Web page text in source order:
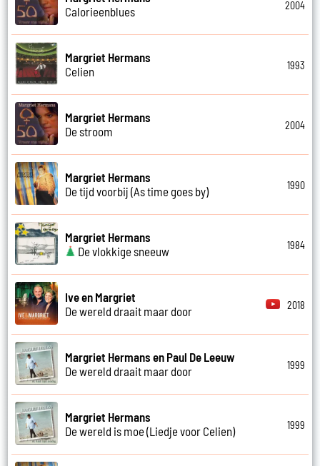
Calorieenblues
2004
Margriet Hermans
Celien
1993
Margriet Hermans
De stroom
2004
Margriet Hermans
De tijd voorbij (As time goes by)
1990
Margriet Hermans
De vlokkige sneeuw
1984
Ive en Margriet
De wereld draait maar door
2018
Margriet Hermans en Paul De Leeuw
De wereld draait maar door
1999
Margriet Hermans
De wereld is moe (Liedje voor Celien)
1999